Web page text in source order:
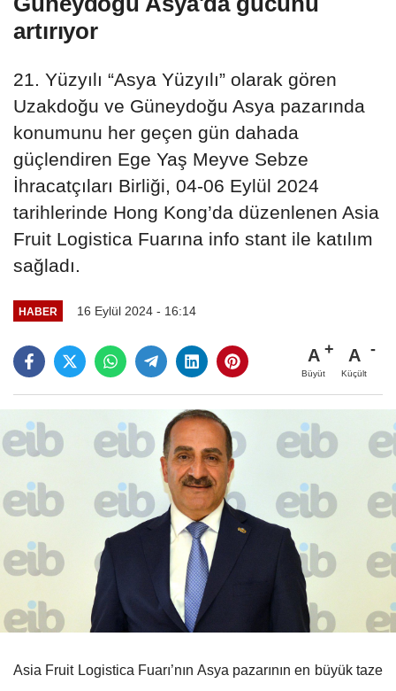
artırıyor
21. Yüzyılı “Asya Yüzyılı” olarak gören
Uzakdoğu ve Güneydoğu Asya pazarında
konumunu her geçen gün dahada
güçlendiren Ege Yaş Meyve Sebze
İhracatçıları Birliği, 04-06 Eylül 2024
tarihlerinde Hong Kong’da düzenlenen Asia
Fruit Logistica Fuarına info stant ile katılım
sağladı.
HABER 16 Eylül 2024 - 16:14
A
Büyüt
A
Küçült
Asia Fruit Logistica Fuarı’nın Asya pazarının en büyük taze